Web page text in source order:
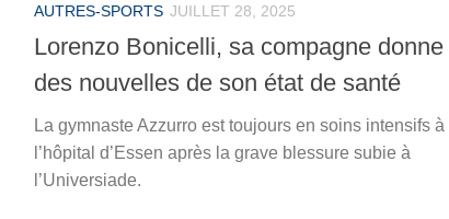
AUTRES-SPORTS JUILLET 28, 2025
Lorenzo Bonicelli, sa compagne donne
des nouvelles de son état de santé
La gymnaste Azzurro est toujours en soins intensifs à
l’hôpital d’Essen après la grave blessure subie à
l’Universiade.